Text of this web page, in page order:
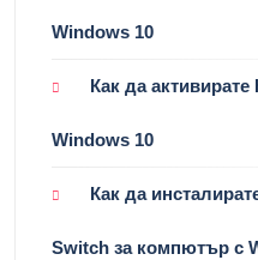
Windows 10
Как да
Windows 10
Как да
Switch за компютър с